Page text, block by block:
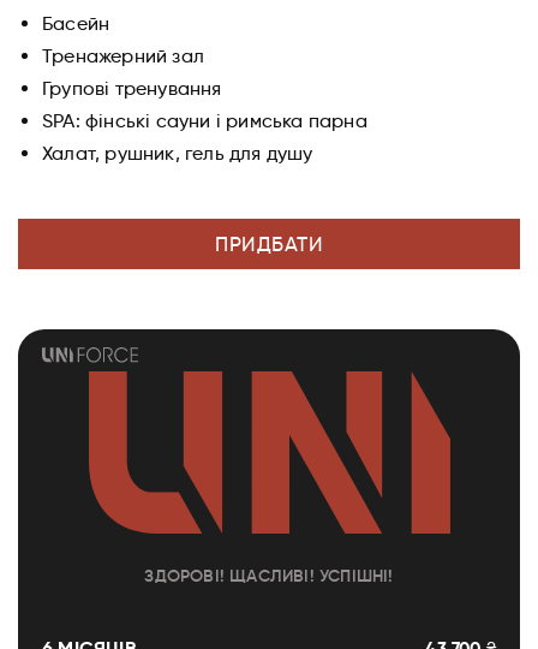
Басейн
Тренажерний зал
Групові тренування
SPA: фінські сауни і римська парна
Халат, рушник, гель для душу
ПРИДБАТИ
ЗДОРОВІ! ЩАСЛИВІ! УСПІШНІ!